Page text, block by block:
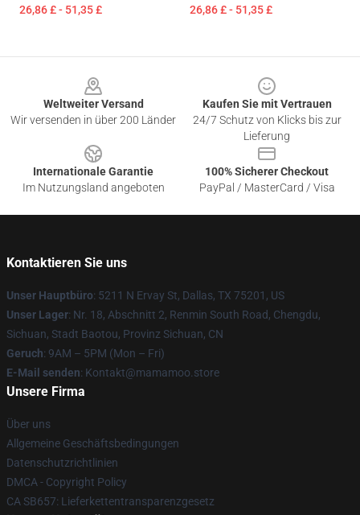
26,86 £ - 51,35 £ 26,86 £ - 51,35 £
Weltweiter Versand
Wir versenden in über 200 Länder
Kaufen Sie mit Vertrauen
24/7 Schutz von Klicks bis zur
Lieferung
Internationale Garantie
Im Nutzungsland angeboten
100% Sicherer Checkout
PayPal / MasterCard / Visa
Kontaktieren Sie uns
Unser Hauptbüro: 5211 N Ervay St, Dallas, TX 75201, US
Unser Lager: Nr. 18, Abschnitt 2, Renmin South Road, Chengdu,
Sichuan, Stadt Baotou, Provinz Sichuan, CN
Geruch: 9AM – 5PM (Mon – Fri)
E-Mail senden: Kontakt@mamamoo.store
Unsere Firma
Über uns
Allgemeine Geschäftsbedingungen
Datenschutzrichtlinien
DMCA - Copyright Policy
CA SB657: Lieferkettentransparenzgesetz